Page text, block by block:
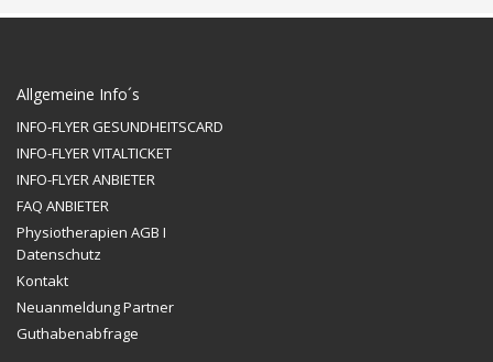
Allgemeine Info´s
INFO-FLYER GESUNDHEITSCARD
INFO-FLYER VITALTICKET
INFO-FLYER ANBIETER
FAQ ANBIETER
Physiotherapien AGB I
Datenschutz
Kontakt
Neuanmeldung Partner
Guthabenabfrage